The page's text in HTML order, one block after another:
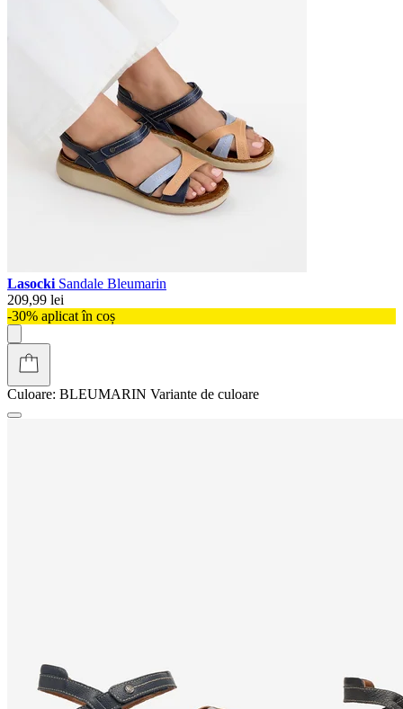
Lasocki Sandale Bleumarin
209,99 lei
-30% aplicat în coș
Culoare: BLEUMARIN Variante de culoare